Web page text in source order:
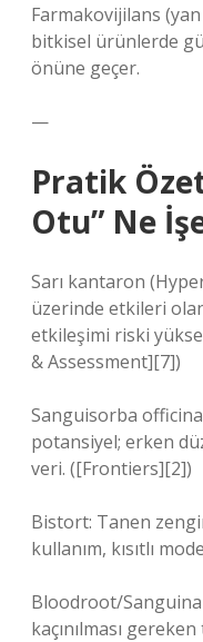
Farmakovijilans
bitkisel ürünlerde
önüne geçer.
—
Pratik
Otu” Ne
Sarı kantaron
üzerinde etkileri
etkileşimi riski
& Assessment][7])
Sanguisorba
potansiyel; erken
veri. ([Frontiers][2])
Bistort: Tanen
kullanım, kısıtlı
Bloodroot/
kaçınılması